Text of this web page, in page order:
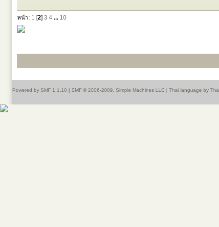
หน้า: 1 [2] 3 4 ... 10
Powered by SMF 1.1.10 | SMF © 2006-2009, Simple Machines LLC | Thai language by